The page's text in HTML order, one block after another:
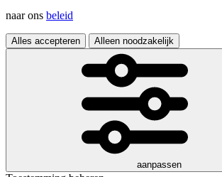
naar ons beleid
Alles accepteren Alleen noodzakelijk
aanpassen